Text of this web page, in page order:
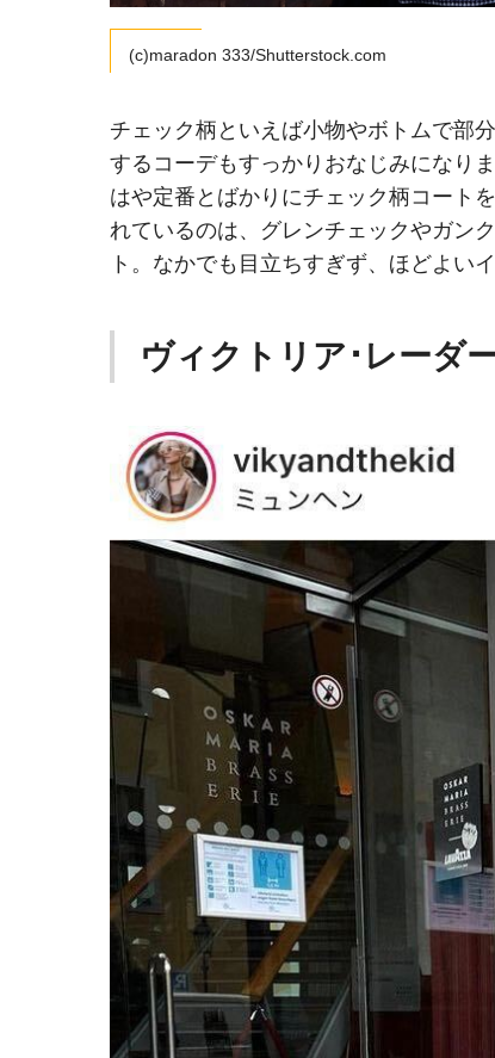
(c)maradon 333/Shutterstock.com
チェック柄といえば小物やボトムで部
するコーデもすっかりおなじみになり
はや定番とばかりにチェック柄コート
れているのは、グレンチェックやガン
ト。なかでも目立ちすぎず、ほどよい
ヴィクトリア･レーダ